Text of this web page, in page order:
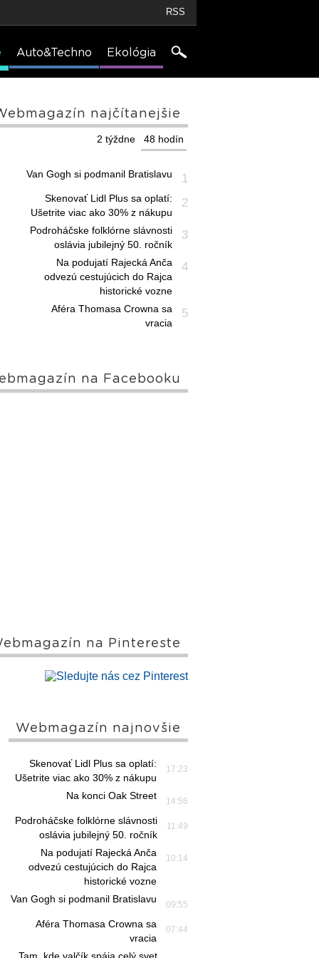
RSS
Auto&Techno Ekológia
najčítanejšie
48 hodín
2 týždne
1
Van Gogh si podmanil Bratislavu
2
Skenovať Lidl Plus sa oplatí:
Ušetrite viac ako 30% z nákupu
3
Podroháčske folklórne slávnosti
oslávia jubilejný 50. ročník
4
Na podujatí Rajecká Anča
odvezú cestujúcich do Rajca
historické vozne
5
Aféra Thomasa Crowna sa
vracia
na Facebooku
na Pintereste
Webmagazín najnovšie
17:23
Skenovať Lidl Plus sa oplatí:
Ušetrite viac ako 30% z nákupu
14:56
Na konci Oak Street
11:49
Podroháčske folklórne slávnosti
oslávia jubilejný 50. ročník
10:14
Na podujatí Rajecká Anča
odvezú cestujúcich do Rajca
historické vozne
09:55
Van Gogh si podmanil Bratislavu
07:44
Aféra Thomasa Crowna sa
vracia